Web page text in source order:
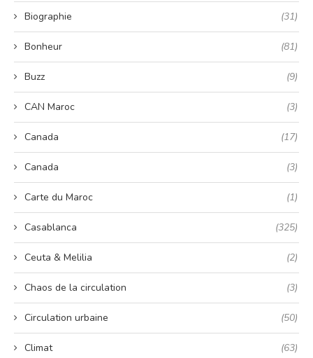
Biographie (31)
Bonheur (81)
Buzz (9)
CAN Maroc (3)
Canada (17)
Canada (3)
Carte du Maroc (1)
Casablanca (325)
Ceuta & Melilia (2)
Chaos de la circulation (3)
Circulation urbaine (50)
Climat (63)